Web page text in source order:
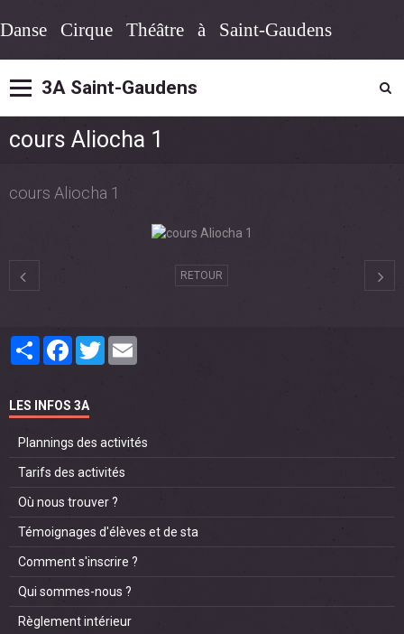
Danse Cirque Théâtre à Saint-Gaudens
3A Saint-Gaudens
cours Aliocha 1
cours Aliocha 1
RETOUR
PartagerFacebook
Twitter
LES INFOS 3A
Plannings des activités
Tarifs des activités
Où nous trouver ?
Témoignages d'élèves et de sta
Comment s'inscrire ?
Qui sommes-nous ?
Règlement intérieur